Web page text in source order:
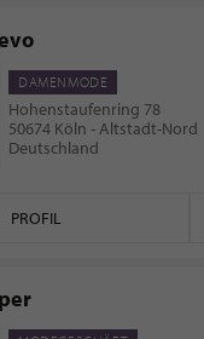
DAMENMODE
Hohenstaufenring 78
50674 Köln - Altstadt-Nord
Deutschland
PROFIL